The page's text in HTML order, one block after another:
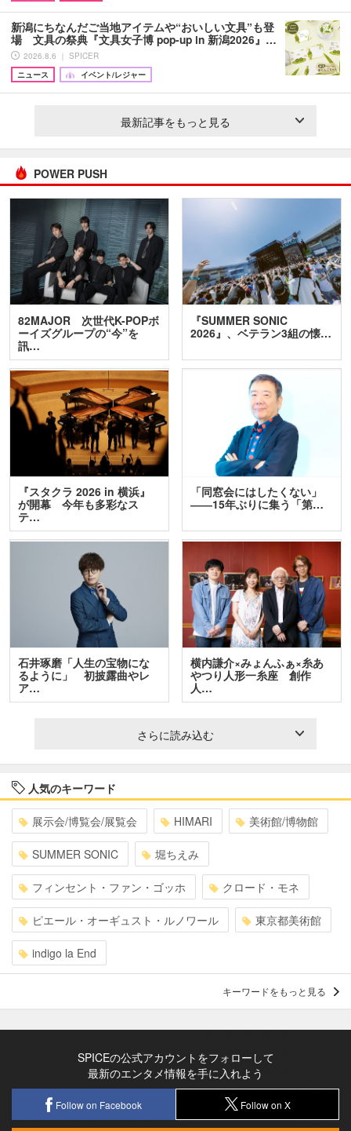
新潟にちなんだご当地アイテムや“おいしい文具”も登
場 文具の祭典『文具女子博 pop-up in 新潟2026』…
2026.8.6 ｜ SPICER
ニュース
イベント/レジャー
最新記事をもっと見る
POWER PUSH
82MAJOR 次世代K-POPボ
ーイズグループの“今”を
訊…
『SUMMER SONIC
2026』、ベテラン3組の懐…
『スタクラ 2026 in 横浜』
が開幕 今年も多彩なス
テ…
「同窓会にはしたくない」
――15年ぶりに集う「第…
石井琢磨「人生の宝物にな
るように」 初披露曲やレ
ア…
横内謙介×みょんふぁ×糸あ
やつり人形一糸座 創作
人…
さらに読み込む
人気のキーワード
展示会/博覧会/展覧会 HIMARI 美術館/博物館
SUMMER SONIC 堀ちえみ
フィンセント・ファン・ゴッホ クロード・モネ
ピエール・オーギュスト・ルノワール 東京都美術館
indigo la End
キーワードをもっと見る
SPICEの公式アカウントをフォローして
最新のエンタメ情報を手に入れよう
Follow on Facebook Follow on X